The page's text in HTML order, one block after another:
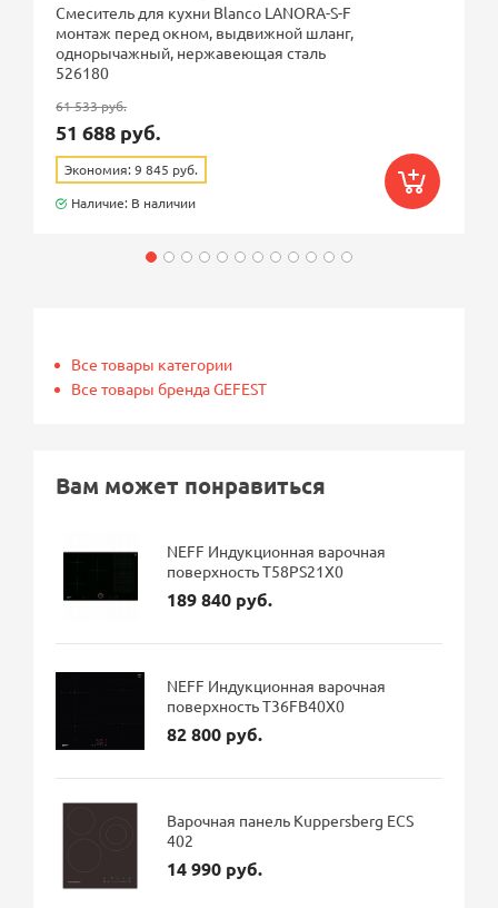
Смеситель для кухни Blanco LANORA-S-F
монтаж перед окном, выдвижной шланг,
однорычажный, нержавеющая сталь
526180
61 533 руб.
51 688 руб.
Экономия: 9 845 руб.
Наличие: В наличии
Все товары категории
Все товары бренда GEFEST
Вам может понравиться
NEFF Индукционная варочная
поверхность T58PS21X0
189 840 руб.
NEFF Индукционная варочная
поверхность T36FB40X0
82 800 руб.
Варочная панель Kuppersberg ECS
402
14 990 руб.